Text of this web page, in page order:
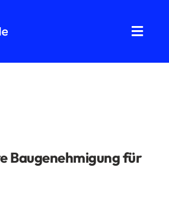
Baugenehmigung für